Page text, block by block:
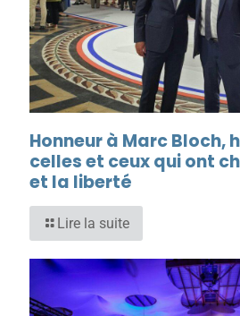
Honneur à Marc Bloch,
celles et ceux qui ont
et la liberté
Lire la suite